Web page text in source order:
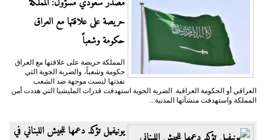
حريصة على علاقتها مع العراق
حكومة وشعباً
المملكة حريصة على علاقتها مع العراق
حكومة وشعباً، والضربة الجوية التي
نفذتها ليست موجهة ضد الشعب
العراقي أو الحكومة العراقية. الضربة الجوية استهدفت قدرات المليشيا التي هددت أمن
المملكة واستهدفت منشآتها المدنية...
يونيفيل تؤكد دعمها للجيش اللبناني في